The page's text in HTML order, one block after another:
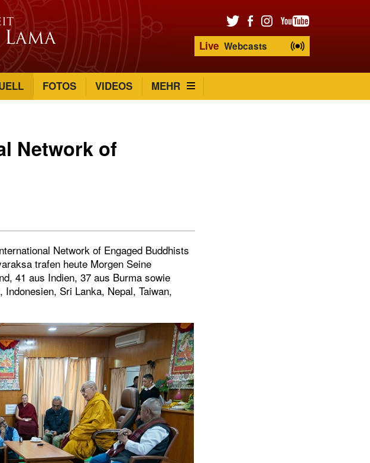
Live Webcasts
FOTOS VIDEOS MEHR
Network of
Network of Engaged Buddhists
trafen heute Morgen Seine
41 aus Indien, 37 aus Burma sowie
Sri Lanka, Nepal, Taiwan,